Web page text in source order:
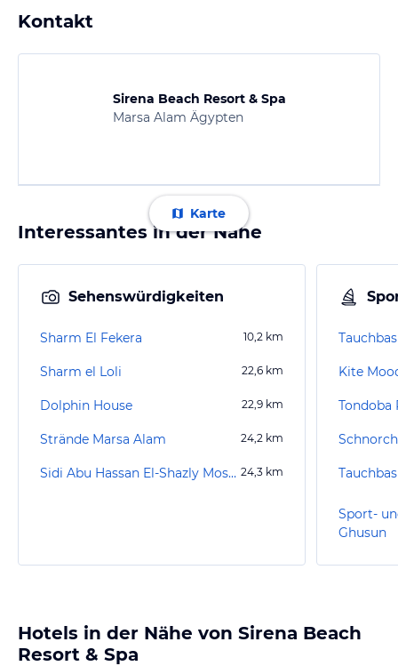
Kontakt
Sirena Beach Resort & Spa
Marsa Alam Ägypten
Karte
Interessantes in der Nähe
Sehenswürdigkeiten
Sharm El Fekera 10,2 km
Sharm el Loli 22,6 km
Dolphin House 22,9 km
Strände Marsa Alam 24,2 km
Sidi Abu Hassan El-Shazly Moschee 24,3 km
Kite
Tondoba
Sport-
Ghusun
Hotels in der Nähe von Sirena Beach
Resort & Spa